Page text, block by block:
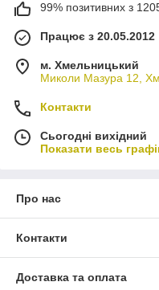
99% позитивних з 1205
Працює з 20.05.2012
м. Хмельницький
Миколи Мазура 12,
Контакти
Сьогодні вихідний
Показати весь
Про нас
Контакти
Доставка та оплата